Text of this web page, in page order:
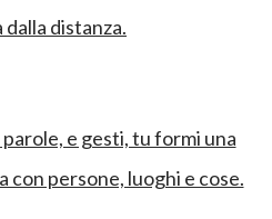
dalla distanza.
e gesti, tu formi una
con persone, luoghi e cose.